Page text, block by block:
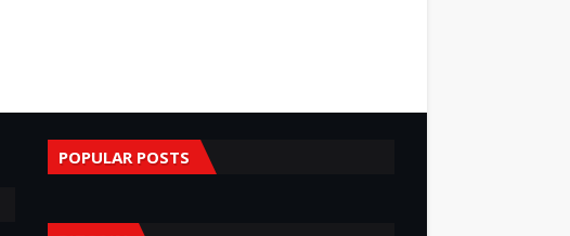
POPULAR POSTS